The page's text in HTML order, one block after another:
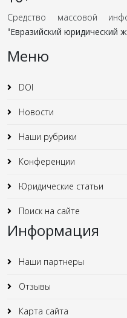
Средство массовой
"Евразийский юридический
Меню
DOI
Новости
Наши рубрики
Конференции
Юридические статьи
Поиск на сайте
Информация
Наши партнеры
Отзывы
Карта сайта